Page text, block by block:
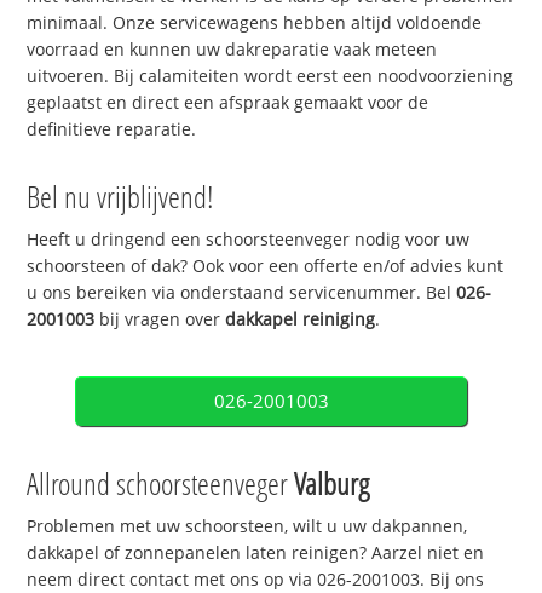
minimaal. Onze servicewagens hebben altijd voldoende
voorraad en kunnen uw dakreparatie vaak meteen
uitvoeren. Bij calamiteiten wordt eerst een noodvoorziening
geplaatst en direct een afspraak gemaakt voor de
definitieve reparatie.
Bel nu vrijblijvend!
Heeft u dringend een schoorsteenveger nodig voor uw
schoorsteen of dak? Ook voor een offerte en/of advies kunt
u ons bereiken via onderstaand servicenummer. Bel026-
2001003 bij vragen overdakkapel reiniging.
026-2001003
Allround schoorsteenvegerValburg
Problemen met uw schoorsteen, wilt u uw dakpannen,
dakkapel of zonnepanelen laten reinigen? Aarzel niet en
neem direct contact met ons op via 026-2001003. Bij ons